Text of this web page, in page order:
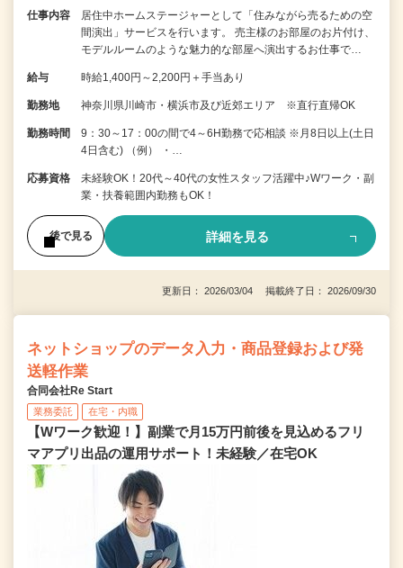
仕事内容
居住中ホームステージャーとして「住みながら売るための空
間演出」サービスを行います。 売主様のお部屋のお片付け、
モデルルームのような魅力的な部屋へ演出するお仕事で…
給与 時給1,400円～2,200円＋手当あり
勤務地 神奈川県川崎市・横浜市及び近郊エリア ※直行直帰OK
勤務時間
9：30～17：00の間で4～6H勤務で応相談 ※月8日以上(土日
4日含む) （例） ・…
応募資格
未経験OK！20代～40代の女性スタッフ活躍中♪Wワーク・副
業・扶養範囲内勤務もOK！
後で見る 詳細を見る
更新日： 2026/03/04 掲載終了日： 2026/09/30
ネットショップのデータ入力・商品登録および発
送軽作業
合同会社Re Start
業務委託 在宅・内職
【Wワーク歓迎！】副業で月15万円前後を見込めるフリ
マアプリ出品の運用サポート！未経験／在宅OK